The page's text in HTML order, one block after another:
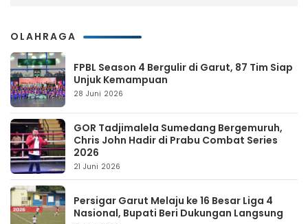
OLAHRAGA
FPBL Season 4 Bergulir di Garut, 87 Tim Siap
Unjuk Kemampuan
28 Juni 2026
GOR Tadjimalela Sumedang Bergemuruh,
Chris John Hadir di Prabu Combat Series
2026
21 Juni 2026
Persigar Garut Melaju ke 16 Besar Liga 4
Nasional, Bupati Beri Dukungan Langsung